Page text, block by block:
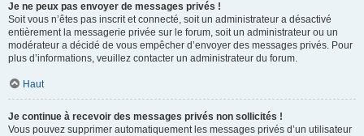
Je ne peux pas envoyer de messages privés !
Soit vous n’êtes pas inscrit et connecté, soit un administrateur a désactivé
entièrement la messagerie privée sur le forum, soit un administrateur ou un
modérateur a décidé de vous empêcher d’envoyer des messages privés. Pour
plus d’informations, veuillez contacter un administrateur du forum.
Haut
Je continue à recevoir des messages privés non sollicités !
Vous pouvez supprimer automatiquement les messages privés d’un utilisateur